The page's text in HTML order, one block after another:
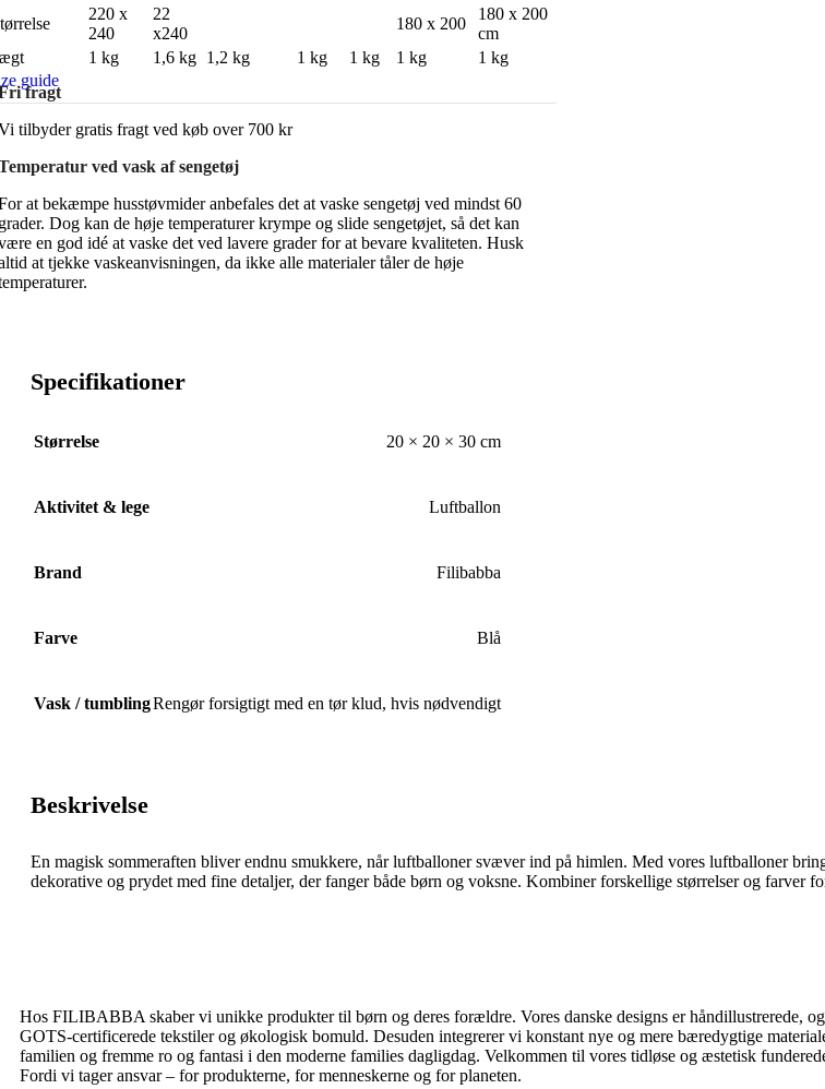
220 x
240
22
x240
180 x 200
180 x 200
cm
1 kg 1,6 kg 1,2 kg 1 kg 1 kg 1 kg
1 kg
guide
fragt
tilbyder gratis fragt ved køb over 700 kr
ved vask af sengetøj
at bekæmpe husstøvmider anbefales det at vaske sengetøj ved mindst 60
Dog kan de høje temperaturer krympe og slide sengetøjet, så det kan
en god idé at vaske det ved lavere grader for at bevare kvaliteten. Husk
at tjekke vaskeanvisningen, da ikke alle materialer tåler de høje
Specifikationer
Størrelse 20 × 20 × 30 cm
Aktivitet & lege Luftballon
Brand Filibabba
Farve Blå
Vask / tumblingRengør forsigtigt med en tør klud, hvis nødvendigt
Beskrivelse
En magisk sommeraften bliver endnu smukkere, når luftballoner svæver ind på himlen. Med vores luftballoner
dekorative og prydet med fine detaljer, der fanger både børn og voksne. Kombiner forskellige størrelser og farver
Hos FILIBABBA skaber vi unikke produkter til børn og deres forældre. Vores danske designs er håndillustrerede,
GOTS-certificerede tekstiler og økologisk bomuld. Desuden integrerer vi konstant nye og mere bæredygtige
familien og fremme ro og fantasi i den moderne families dagligdag. Velkommen til vores tidløse og æstetisk
Fordi vi tager ansvar – for produkterne, for menneskerne og for planeten.